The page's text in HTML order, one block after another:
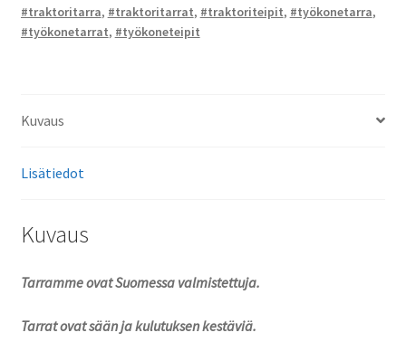
#traktoritarra, #traktoritarrat, #traktoriteipit, #työkonetarra,
#työkonetarrat, #työkoneteipit
Kuvaus
Lisätiedot
Kuvaus
Tarramme ovat Suomessa valmistettuja.
Tarrat ovat sään ja kulutuksen kestäviä.